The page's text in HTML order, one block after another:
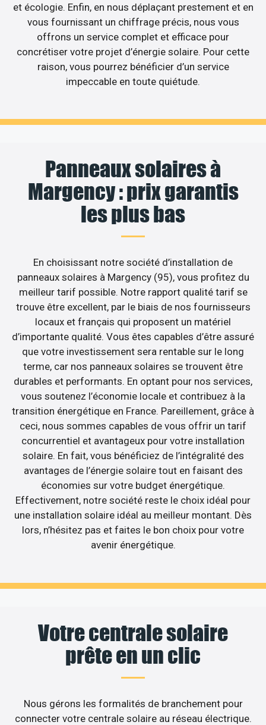
et écologie. Enfin, en nous déplaçant prestement et en
vous fournissant un chiffrage précis, nous vous
offrons un service complet et efficace pour
concrétiser votre projet d’énergie solaire. Pour cette
raison, vous pourrez bénéficier d’un service
impeccable en toute quiétude.
Panneaux solaires à
Margency : prix garantis
les plus bas
En choisissant notre société d’installation de
panneaux solaires à Margency (95), vous profitez du
meilleur tarif possible. Notre rapport qualité tarif se
trouve être excellent, par le biais de nos fournisseurs
locaux et français qui proposent un matériel
d’importante qualité. Vous êtes capables d’être assuré
que votre investissement sera rentable sur le long
terme, car nos panneaux solaires se trouvent être
durables et performants. En optant pour nos services,
vous soutenez l’économie locale et contribuez à la
transition énergétique en France. Pareillement, grâce à
ceci, nous sommes capables de vous offrir un tarif
concurrentiel et avantageux pour votre installation
solaire. En fait, vous bénéficiez de l’intégralité des
avantages de l’énergie solaire tout en faisant des
économies sur votre budget énergétique.
Effectivement, notre société reste le choix idéal pour
une installation solaire idéal au meilleur montant. Dès
lors, n’hésitez pas et faites le bon choix pour votre
avenir énergétique.
Votre centrale solaire
prête en un clic
Nous gérons les formalités de branchement pour
connecter votre centrale solaire au réseau électrique.